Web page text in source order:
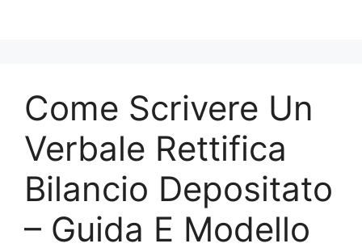
Come Scrivere Un
Verbale Rettifica
Bilancio Depositato​
– Guida E Modello